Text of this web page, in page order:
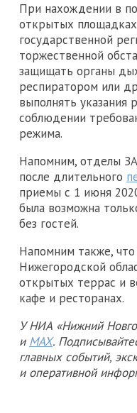
При нахождении в
открытых
государственной
торжественной
защищать органы
респиратором или
выполнять указания
соблюдении
режима.
Напомним, отделы
после длительного
приемы с 1 июня
была возможна
без гостей.
Напомним также,
Нижегородской
открытых террас и
кафе и ресторанах.
У НИА «Нижний
и MAX.
главных событий,
и оперативной